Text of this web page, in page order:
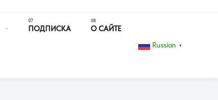
ПОДПИСКА О САЙТЕ
Russian ▼